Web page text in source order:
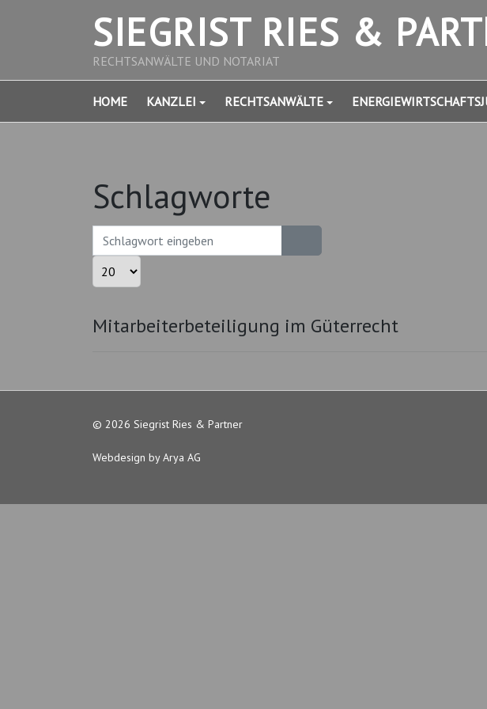
SIEGRIST RIES &
RECHTSANWÄLTE UND NOTARIAT
HOME KANZLEI RECHTSANWÄLTE
Schlagworte
Schlagwort eingeben
Anzeige #
Mitarbeiterbeteiligung im Güterrecht
© 2026 Siegrist Ries & Partner
Webdesign by Arya AG